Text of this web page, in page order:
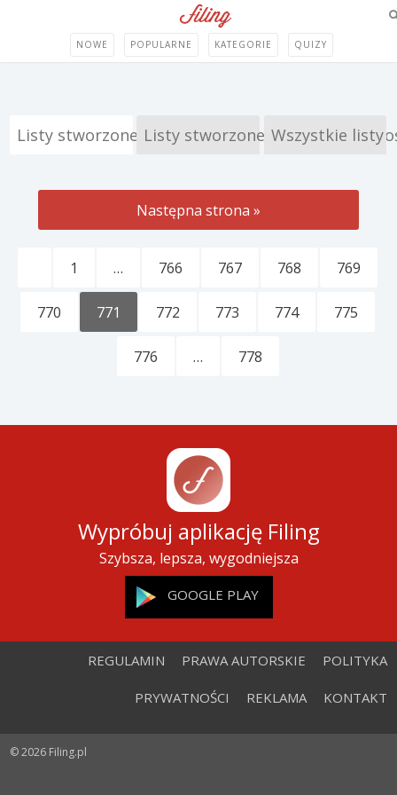
NOWE POPULARNE KATEGORIE QUIZY
Listy stworzone przez Filing
Listy stworzone przezWszystkie listy
Następna strona »
1 … 766 767 768 769
770 771 772 773 774 775
776 … 778
Wypróbuj aplikację Filing
Szybsza, lepsza, wygodniejsza
GOOGLE PLAY
REGULAMIN PRAWA AUTORSKIE POLITYKA
PRYWATNOŚCI REKLAMA KONTAKT
© 2026 Filing.pl